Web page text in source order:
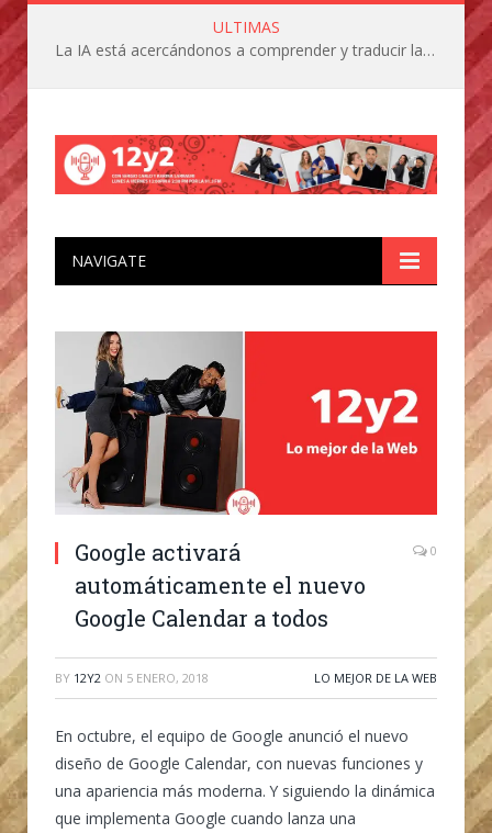
ULTIMAS
La IA está acercándonos a comprender y traducir las vocalizaciones y comportamientos de nuestras mascotas
NAVIGATE
Google activará
automáticamente el nuevo
Google Calendar a todos
0
BY 12Y2 ON 5 ENERO, 2018 LO MEJOR DE LA WEB
En octubre, el equipo de Google anunció el nuevo
diseño de Google Calendar, con nuevas funciones y
una apariencia más moderna. Y siguiendo la dinámica
que implementa Google cuando lanza una